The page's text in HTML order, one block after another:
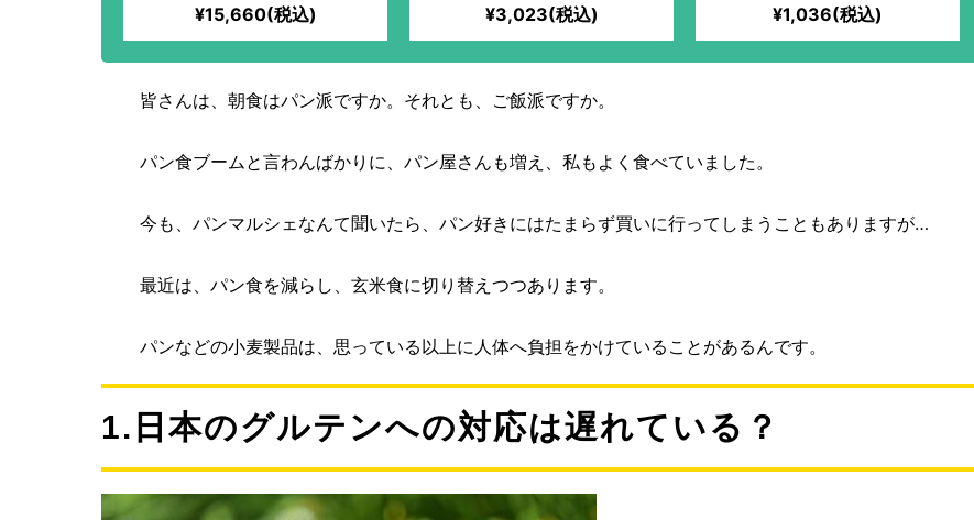
¥15,660(税込)
¥3,023(税込) ¥1,036(税込)
皆さんは、朝食はパン派ですか。それとも、ご飯派ですか。
パン食ブームと言わんばかりに、パン屋さんも増え、私もよく食べていました。
今も、パンマルシェなんて聞いたら、パン好きにはたまらず買いに行ってしまうこともありますが…
最近は、パン食を減らし、玄米食に切り替えつつあります。
パンなどの小麦製品は、思っている以上に人体へ負担をかけていることがあるんです。
1.日本のグルテンへの対応は遅れている？